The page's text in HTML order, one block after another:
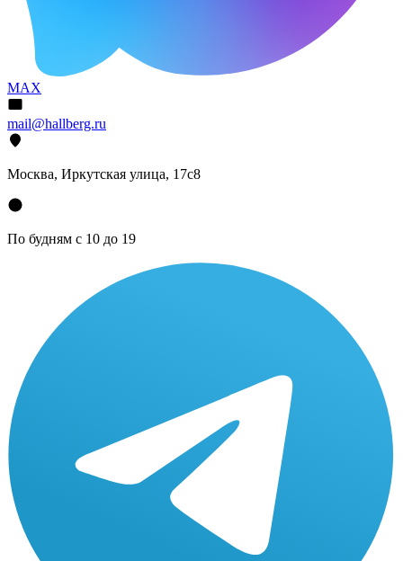
MAX
mail@hallberg.ru
Москва, Иркутская улица, 17с8
По будням с 10 до 19